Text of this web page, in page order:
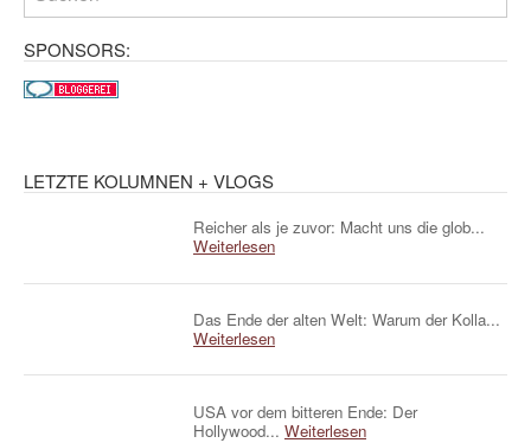
SPONSORS:
LETZTE KOLUMNEN + VLOGS
Reicher als je zuvor: Macht uns die glob...
Weiterlesen
Das Ende der alten Welt: Warum der Kolla...
Weiterlesen
USA vor dem bitteren Ende: Der
Hollywood... Weiterlesen